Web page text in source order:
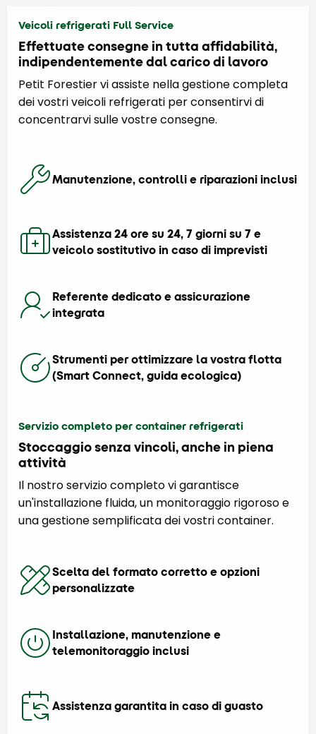
Veicoli refrigerati Full Service
Effettuate consegne in tutta affidabilità,
indipendentemente dal carico di lavoro
Petit Forestier vi assiste nella gestione completa
dei vostri veicoli refrigerati per consentirvi di
concentrarvi sulle vostre consegne.
Manutenzione, controlli e riparazioni inclusi
Assistenza 24 ore su 24, 7 giorni su 7 e
veicolo sostitutivo in caso di imprevisti
Referente dedicato e assicurazione
integrata
Strumenti per ottimizzare la vostra flotta
(Smart Connect, guida ecologica)
Servizio completo per container refrigerati
Stoccaggio senza vincoli, anche in piena
attività
Il nostro servizio completo vi garantisce
un'installazione fluida, un monitoraggio rigoroso e
una gestione semplificata dei vostri container.
Scelta del formato corretto e opzioni
personalizzate
Installazione, manutenzione e
telemonitoraggio inclusi
Assistenza garantita in caso di guasto